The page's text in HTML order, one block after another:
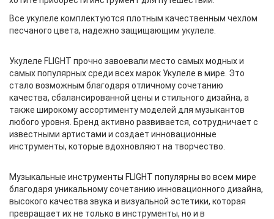
Все укулеле комплектуются плотным качественным чехлом
песчаного цвета, надежно защищающим укулеле.
Укулеле FLIGHT прочно завоевали место самых модных и
самых популярных среди всех марок Укулеле в мире. Это
стало возможным благодаря отличному сочетанию
качества, сбалансированной цены и стильного дизайна, а
также широкому ассортименту моделей для музыкантов
любого уровня. Бренд активно развивается, сотрудничает с
известными артистами и создает инновационные
инструменты, которые вдохновляют на творчество.
Музыкальные инструменты FLIGHT популярны во всем мире
благодаря уникальному сочетанию инновационного дизайна,
высокого качества звука и визуальной эстетики, которая
превращает их не только в инструменты, но и в